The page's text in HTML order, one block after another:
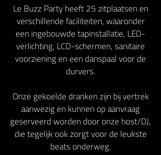
Le Buzz Party heeft 25 zitplaatsen en
verschillende faciliteiten, waaronder
een ingebouwde tapinstallatie, LED-
verlichting, LCD-schermen, sanitaire
voorziening en een danspaal voor de
durvers.
Onze gekoelde dranken zijn bij vertrek
aanwezig en kunnen op aanvraag
geserveerd worden door onze host/DJ,
die tegelijk ook zorgt voor de leukste
beats onderweg.